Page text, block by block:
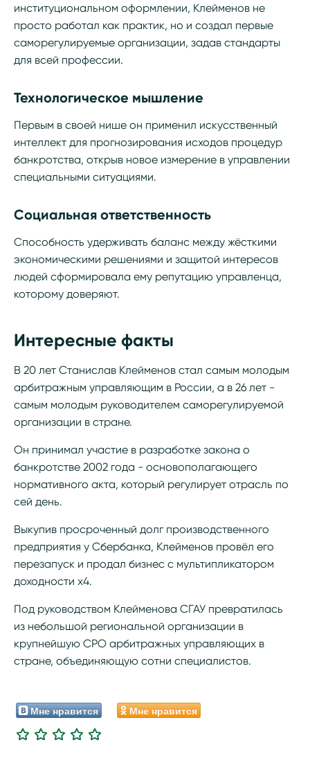
институциональном оформлении, Клейменов не
просто работал как практик, но и создал первые
саморегулируемые организации, задав стандарты
для всей профессии.
Технологическое мышление
Первым в своей нише он применил искусственный
интеллект для прогнозирования исходов процедур
банкротства, открыв новое измерение в управлении
специальными ситуациями.
Социальная ответственность
Способность удерживать баланс между жёсткими
экономическими решениями и защитой интересов
людей сформировала ему репутацию управленца,
которому доверяют.
Интересные факты
В 20 лет Станислав Клейменов стал самым молодым
арбитражным управляющим в России, а в 26 лет -
самым молодым руководителем саморегулируемой
организации в стране.
Он принимал участие в разработке закона о
банкротстве 2002 года - основополагающего
нормативного акта, который регулирует отрасль по
сей день.
Выкупив просроченный долг производственного
предприятия у Сбербанка, Клейменов провёл его
перезапуск и продал бизнес с мультипликатором
доходности x4.
Под руководством Клейменова СГАУ превратилась
из небольшой региональной организации в
крупнейшую СРО арбитражных управляющих в
стране, объединяющую сотни специалистов.
Мне нравится Мне нравится